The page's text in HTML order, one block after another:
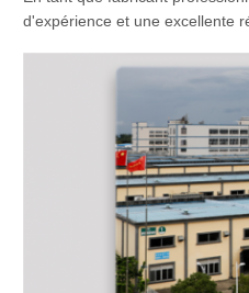
d'expérience et une excellente